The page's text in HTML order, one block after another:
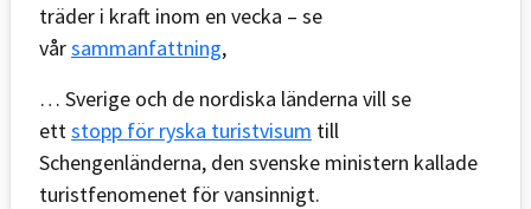
träder i kraft inom en vecka – se
vårsammanfattning,
… Sverige och de nordiska länderna vill se
ett stopp för ryska turistvisum till
Schengenländerna, den svenske ministern kallade
turistfenomenet för vansinnigt.